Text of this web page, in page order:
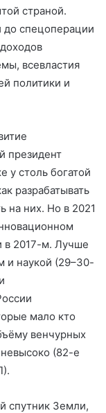
страной.
до спецоперации
всевластия
политики и
президент
у столь богатой
разрабатывать
на них. Но в 2021
в 2017-м. Лучше
и наукой (29–30-
мало кто
венчурных
(82-е
спутник Земли,